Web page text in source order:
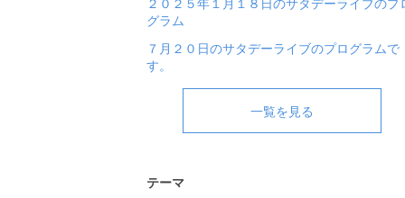
２０２５年１月１８日のサタデーライブのプ
グラム
７月２０日のサタデーライブのプログラムで
す。
一覧を見る
テーマ